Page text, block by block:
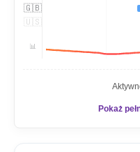
🇬🇧
🇺🇸
📊
Pokaż